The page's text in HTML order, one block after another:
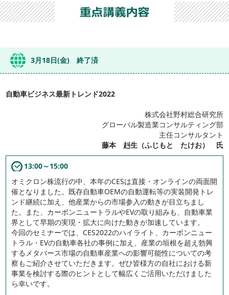
3月18日(金) 終了済
自動車ビジネス最新トレンド2022
株式会社野村総合研究所
グローバル製造業コンサルティング部
主任コンサルタント
藤本 赳生（ふじもと たけお） 氏
13:00～15:00
オミクロン株流行の中、本年のCESは直接・オンラインの両面開
催となりました。既存自動車OEMの自動運転等の実装開発トレ
ンド継続に加え、他産業からの市場参入の動きが目立ちまし
た。また、カーボンニュートラルやEVの取り組みも、自動車業
界として早期の実現・拡大に向けた動きが加速しています。
今回のセミナーでは、CES2022のハイライト、カーボンニュー
トラル・EVの自動車各社の事例に加え、産業の垣根を超え勃興
するメタバース市場の自動車産業への影響可能性についての考
察もご紹介させていただきます。ぜひ皆様方の自社における新
事業を検討する際のヒントとして幅広くご活用いただけました
ら幸いです。